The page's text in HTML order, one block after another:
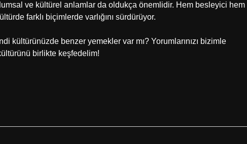
ve kültürel anlamlar da oldukça önemlidir. Hem besleyici hem
farklı biçimlerde varlığını sürdürüyor.
kültürünüzde benzer yemekler var mı? Yorumlarınızı bizimle
birlikte keşfedelim!